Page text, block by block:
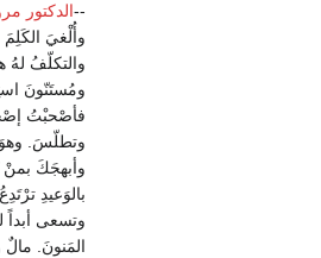
--الدكتور
وأُلْغيَ
والتكلّفُ
ومُستَنّونَ
فأصْحبْتُ
وتطلّسَ. وهوَ
وأبهجَكَ بمنْ
بالوَعيدِ
وتسعى أبداً
المَنونَ.